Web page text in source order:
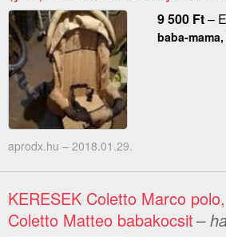
9 500 Ft–
baba-
aprodx.hu – 2018.01.29.
KERESEK Coletto Marco
Coletto Matteo babakocsit–